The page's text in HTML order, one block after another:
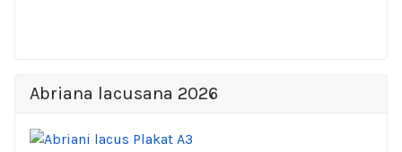
Abriana lacusana 2026